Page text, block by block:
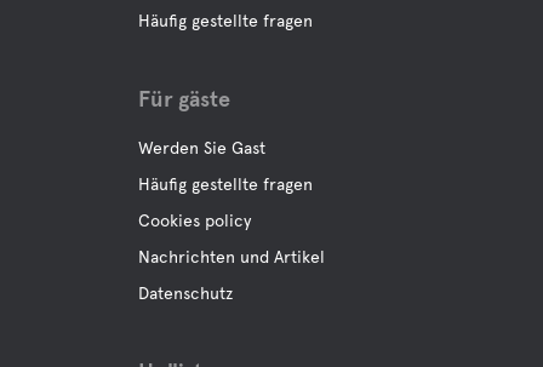
Häufig gestellte fragen
Für gäste
Werden Sie Gast
Häufig gestellte fragen
Cookies policy
Nachrichten und Artikel
Datenschutz